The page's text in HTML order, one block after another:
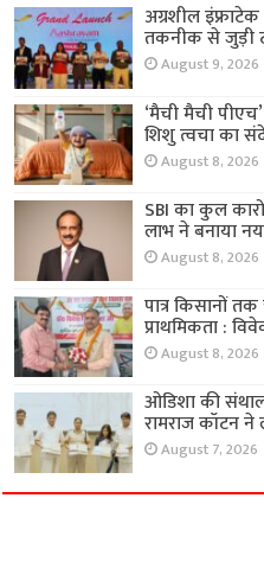
अग्रशील
तकनीक से जुड़ी
August 9, 2026
‘मैची मैची
शिशु त्वचा का
August 8, 2026
SBI का कुल
लाभ ने बनाया
August 8, 2026
पात्र किसानों
प्राथमिकता :
August 8, 2026
ओडिशा की
रामराज कॉटन ने
August 7, 2026